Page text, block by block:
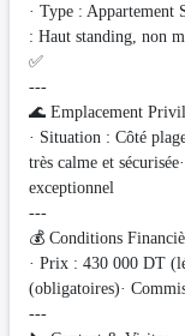
· Type : Appartement
: Haut standing, non
✅
---
🌊 Emplacement
· Situation : Côté
très calme et
exceptionnel
---
💰 Conditions
· Prix : 430 000 DT
(obligatoires)·
---